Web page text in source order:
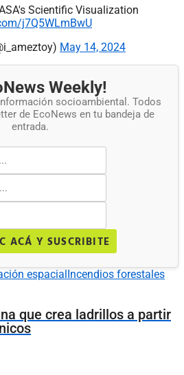
Scientific Visualization
j7Q5WLmBwU
May 14, 2024
Weekly!
socioambiental. Todos
de EcoNews en tu bandeja de
entrada.
ACÁ Y SUSCRIBITE
espacialIncendios forestales
que crea ladrillos a partir